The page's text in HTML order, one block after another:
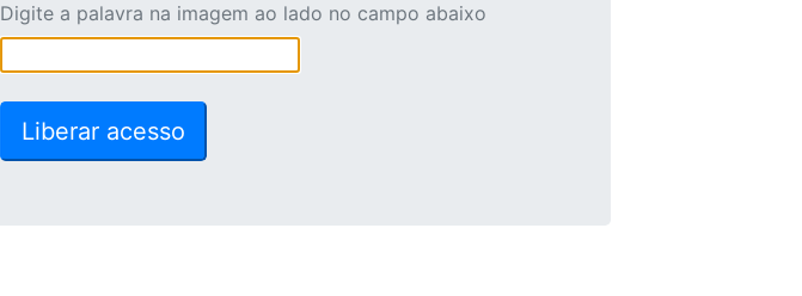
Digite a palavra na imagem ao lado no campo abaixo